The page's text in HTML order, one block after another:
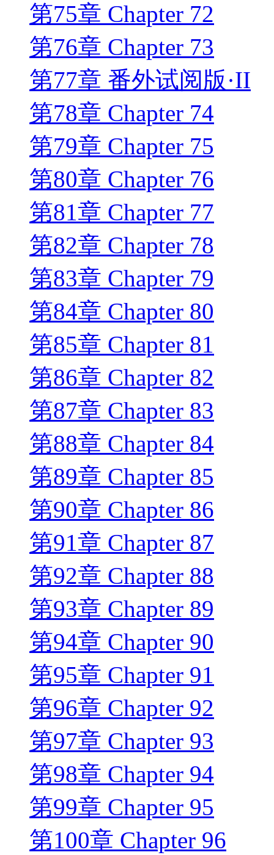
第75章 Chapter 72
第76章 Chapter 73
第77章 番外试阅版·II
第78章 Chapter 74
第79章 Chapter 75
第80章 Chapter 76
第81章 Chapter 77
第82章 Chapter 78
第83章 Chapter 79
第84章 Chapter 80
第85章 Chapter 81
第86章 Chapter 82
第87章 Chapter 83
第88章 Chapter 84
第89章 Chapter 85
第90章 Chapter 86
第91章 Chapter 87
第92章 Chapter 88
第93章 Chapter 89
第94章 Chapter 90
第95章 Chapter 91
第96章 Chapter 92
第97章 Chapter 93
第98章 Chapter 94
第99章 Chapter 95
第100章 Chapter 96